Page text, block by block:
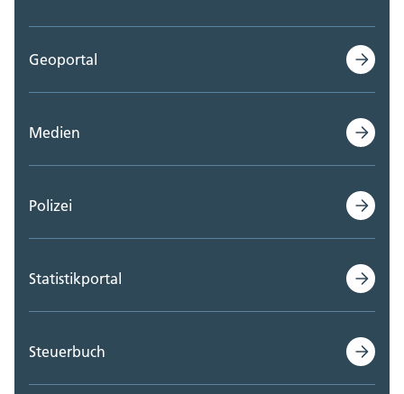
Geoportal
Medien
Polizei
Statistikportal
Steuerbuch